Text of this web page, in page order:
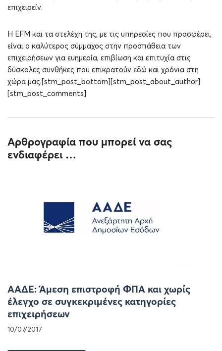
επιχειρείν.
Η EFM και τα στελέχη της, με τις υπηρεσίες που προσφέρει,
είναι ο καλύτερος σύμμαχος στην προσπάθεια των
επιχειρήσεων για ευημερία, επιβίωση και επιτυχία στις
δύσκολες συνθήκες που επικρατούν εδώ και χρόνια στη
χώρα μας.[stm_post_bottom][stm_post_about_author]
[stm_post_comments]
Αρθρογραφία που μπορεί να σας
ενδιαφέρει …
ΑΑΔΕ: Άμεση επιστροφή ΦΠΑ και χωρίς
έλεγχο σε συγκεκριμένες κατηγορίες
επιχειρήσεων
10/07/2017